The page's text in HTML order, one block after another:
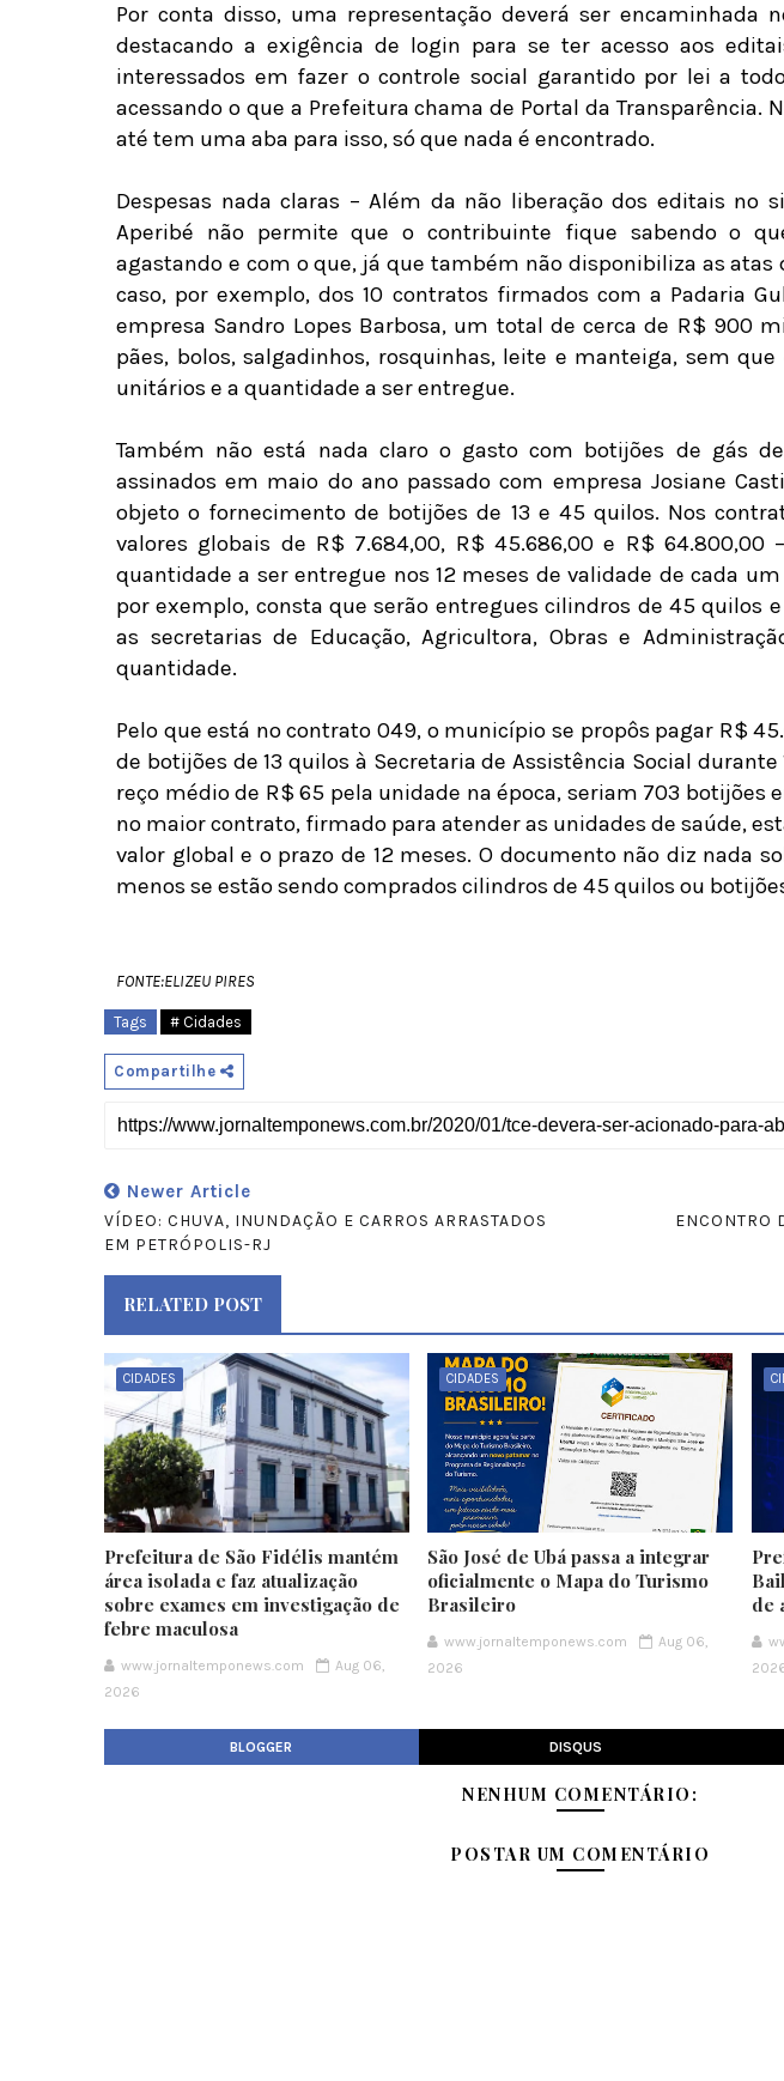
Por conta disso, uma representação deverá ser encaminhada
destacando a exigência de login para se ter acesso aos
interessados em fazer o controle social garantido por lei a
acessando o que a Prefeitura chama de Portal da Transparência.
até tem uma aba para isso, só que nada é encontrado.
Despesas nada claras – Além da não liberação dos editais no
Aperibé não permite que o contribuinte fique sabendo o
agastando e com o que, já que também não disponibiliza as atas
caso, por exemplo, dos 10 contratos firmados com a Padaria
empresa Sandro Lopes Barbosa, um total de cerca de R$ 900
pães, bolos, salgadinhos, rosquinhas, leite e manteiga, sem
unitários e a quantidade a ser entregue.
Também não está nada claro o gasto com botijões de gás
assinados em maio do ano passado com empresa Josiane
objeto o fornecimento de botijões de 13 e 45 quilos. Nos
valores globais de R$ 7.684,00, R$ 45.686,00 e R$ 64.800,00
quantidade a ser entregue nos 12 meses de validade de cada
por exemplo, consta que serão entregues cilindros de 45 quilos
as secretarias de Educação, Agricultora, Obras e
quantidade.
Pelo que está no contrato 049, o município se propôs pagar R$
de botijões de 13 quilos à Secretaria de Assistência Social durante
reço médio de R$ 65 pela unidade na época, seriam 703 botijões
no maior contrato, firmado para atender as unidades de saúde,
valor global e o prazo de 12 meses. O documento não diz nada
menos se estão sendo comprados cilindros de 45 quilos ou
FONTE:ELIZEU PIRES
Tags # Cidades
Compartilhe
Newer Article
VÍDEO: CHUVA, INUNDAÇÃO E CARROS ARRASTADOS
EM PETRÓPOLIS-RJ
ENCONTRO
RELATED POST
CIDADES
Prefeitura de São Fidélis mantém
área isolada e faz atualização
sobre exames em investigação de
febre maculosa
www.jornaltemponews.com
Aug 06,
2026
CIDADES
São José de Ubá passa a integrar
oficialmente o Mapa do Turismo
Brasileiro
www.jornaltemponews.com
Aug 06,
2026
de
BLOGGER DISQUS
NENHUM COMENTÁRIO:
POSTAR UM COMENTÁRIO